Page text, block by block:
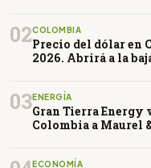
02COLOMBIA
Precio del dólar en
2026. Abrirá a la
03ENERGÍA
Gran Tierra Energy
Colombia a Maurel
ECONOMÍA